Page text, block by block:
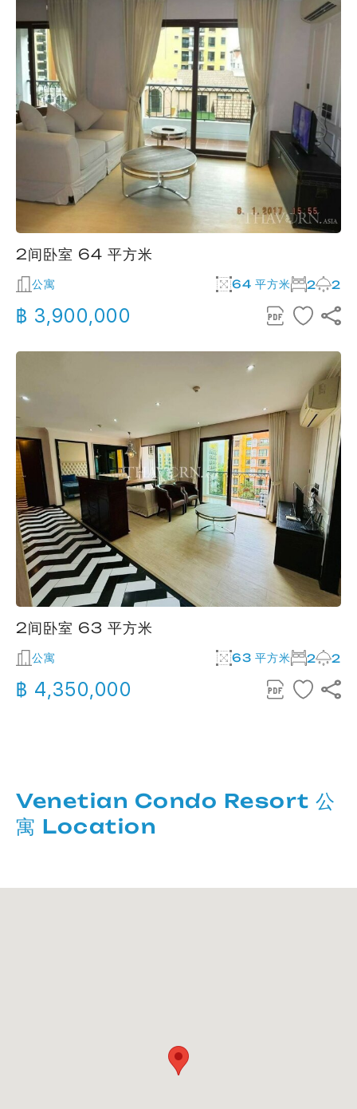
2间卧室 64 平方米
公寓 64 平方米 2 2
฿ 3,900,000
2间卧室 63 平方米
公寓 63 平方米 2 2
฿ 4,350,000
Venetian Condo Resort 公
寓 Location